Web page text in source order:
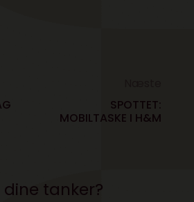
SPOTTET:
MOBILTASKE I H&M
dine tanker?